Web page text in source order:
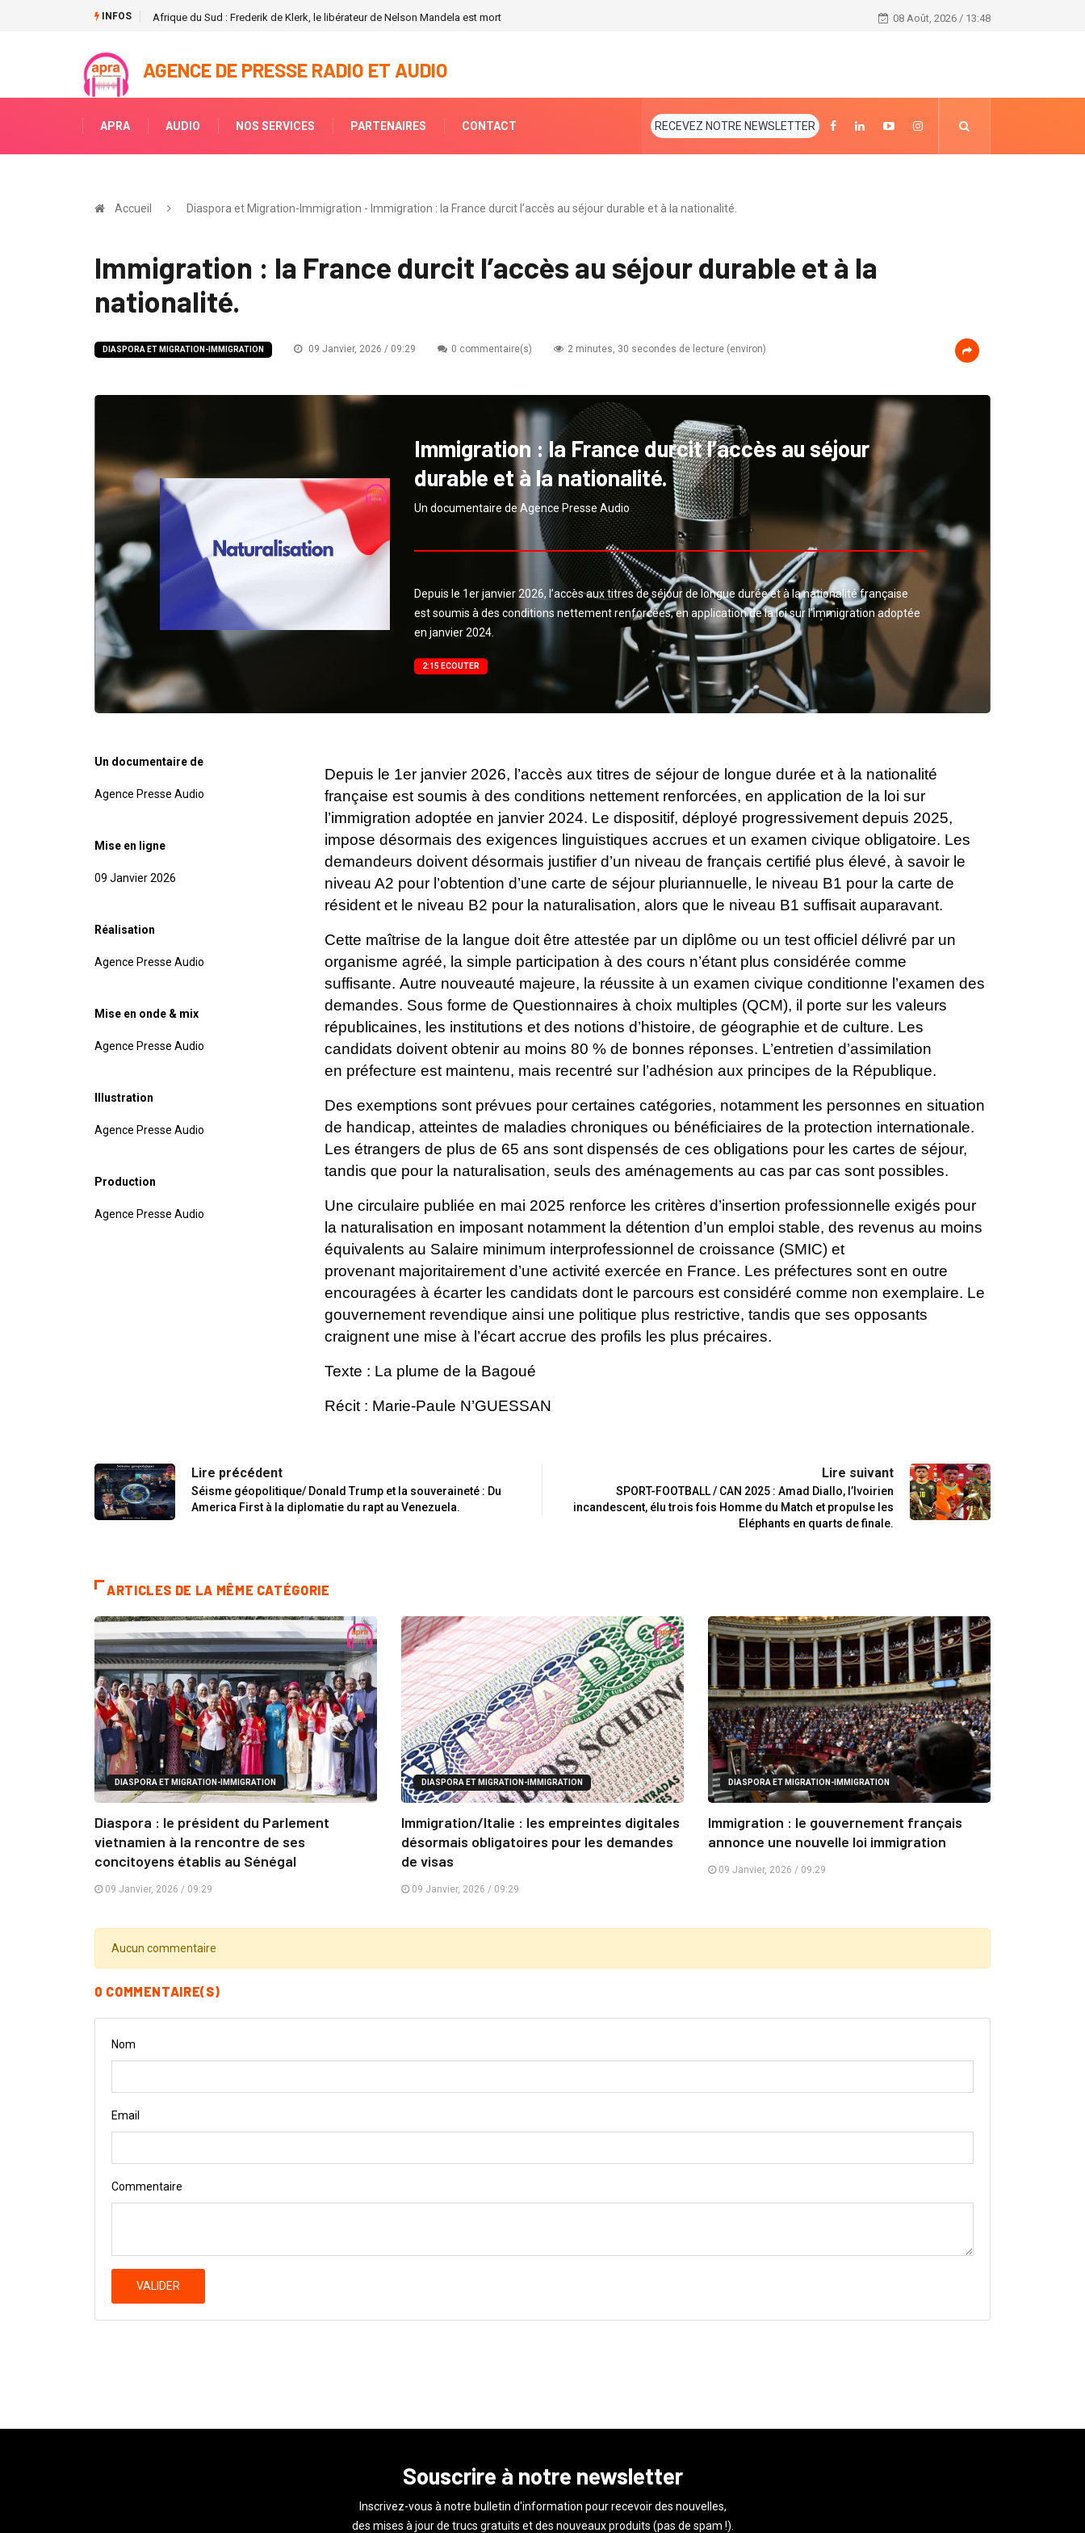
INFOS Afrique du Sud : Frederik de Klerk, le libérateur de Nelson Mandela est mort Conseil des ministres du 06 octobre 2021
08 Août, 2026 / 13:48
AGENCE DE PRESSE RADIO ET AUDIO
APRA AUDIO NOS SERVICES PARTENAIRES CONTACT RECEVEZ NOTRE NEWSLETTER
Accueil Diaspora et Migration-Immigration - Immigration : la France durcit l’accès au séjour durable et à la nationalité.
Immigration : la France durcit l’accès au séjour durable et à la
nationalité.
DIASPORA ET MIGRATION-IMMIGRATION 09 Janvier, 2026 / 09:29 0 commentaire(s) 2 minutes, 30 secondes de lecture (environ)
Immigration : la France durcit l’accès au séjour
durable et à la nationalité.
Un documentaire de Agence Presse Audio
Depuis le 1er janvier 2026, l’accès aux titres de séjour de longue durée et à la nationalité française
est soumis à des conditions nettement renforcées, en application de la loi sur l’immigration adoptée
en janvier 2024.
2:15 ECOUTER
Un documentaire de
Agence Presse Audio
Mise en ligne
09 Janvier 2026
Réalisation
Agence Presse Audio
Mise en onde & mix
Agence Presse Audio
Illustration
Agence Presse Audio
Production
Agence Presse Audio
Depuis le 1er janvier 2026, l’accès aux titres de séjour de longue durée et à la nationalité
française est soumis à des conditions nettement renforcées, en application de la loi sur
l’immigration adoptée en janvier 2024. Le dispositif, déployé progressivement depuis 2025,
impose désormais des exigences linguistiques accrues et un examen civique obligatoire. Les
demandeurs doivent désormais justifier d’un niveau de français certifié plus élevé, à savoir le
niveau A2 pour l’obtention d’une carte de séjour pluriannuelle, le niveau B1 pour la carte de
résident et le niveau B2 pour la naturalisation, alors que le niveau B1 suffisait auparavant.
Cette maîtrise de la langue doit être attestée par un diplôme ou un test officiel délivré par un
organisme agréé, la simple participation à des cours n’étant plus considérée comme
suffisante. Autre nouveauté majeure, la réussite à un examen civique conditionne l’examen des
demandes. Sous forme de Questionnaires à choix multiples (QCM), il porte sur les valeurs
républicaines, les institutions et des notions d’histoire, de géographie et de culture. Les
candidats doivent obtenir au moins 80 % de bonnes réponses. L’entretien d’assimilation
en préfecture est maintenu, mais recentré sur l’adhésion aux principes de la République.
Des exemptions sont prévues pour certaines catégories, notamment les personnes en situation
de handicap, atteintes de maladies chroniques ou bénéficiaires de la protection internationale.
Les étrangers de plus de 65 ans sont dispensés de ces obligations pour les cartes de séjour,
tandis que pour la naturalisation, seuls des aménagements au cas par cas sont possibles.
Une circulaire publiée en mai 2025 renforce les critères d’insertion professionnelle exigés pour
la naturalisation en imposant notamment la détention d’un emploi stable, des revenus au moins
équivalents au Salaire minimum interprofessionnel de croissance (SMIC) et
provenant majoritairement d’une activité exercée en France. Les préfectures sont en outre
encouragées à écarter les candidats dont le parcours est considéré comme non exemplaire. Le
gouvernement revendique ainsi une politique plus restrictive, tandis que ses opposants
craignent une mise à l’écart accrue des profils les plus précaires.
Texte : La plume de la Bagoué
Récit : Marie-Paule N’GUESSAN
Lire précédent
Séisme géopolitique/ Donald Trump et la souveraineté : Du
America First à la diplomatie du rapt au Venezuela.
Lire suivant
SPORT-FOOTBALL / CAN 2025 : Amad Diallo, l’Ivoirien
incandescent, élu trois fois Homme du Match et propulse les
Eléphants en quarts de finale.
ARTICLES DE LA MÊME CATÉGORIE
DIASPORA ET MIGRATION-IMMIGRATION
Diaspora : le président du Parlement
vietnamien à la rencontre de ses
concitoyens établis au Sénégal
09 Janvier, 2026 / 09:29
DIASPORA ET MIGRATION-IMMIGRATION
Immigration/Italie : les empreintes digitales
désormais obligatoires pour les demandes
de visas
09 Janvier, 2026 / 09:29
DIASPORA ET MIGRATION-IMMIGRATION
Immigration : le gouvernement français
annonce une nouvelle loi immigration
09 Janvier, 2026 / 09:29
Aucun commentaire
0 COMMENTAIRE(S)
Nom
Email
Commentaire
VALIDER
Souscrire à notre newsletter
Inscrivez-vous à notre bulletin d'information pour recevoir des nouvelles,
des mises à jour de trucs gratuits et des nouveaux produits (pas de spam !).